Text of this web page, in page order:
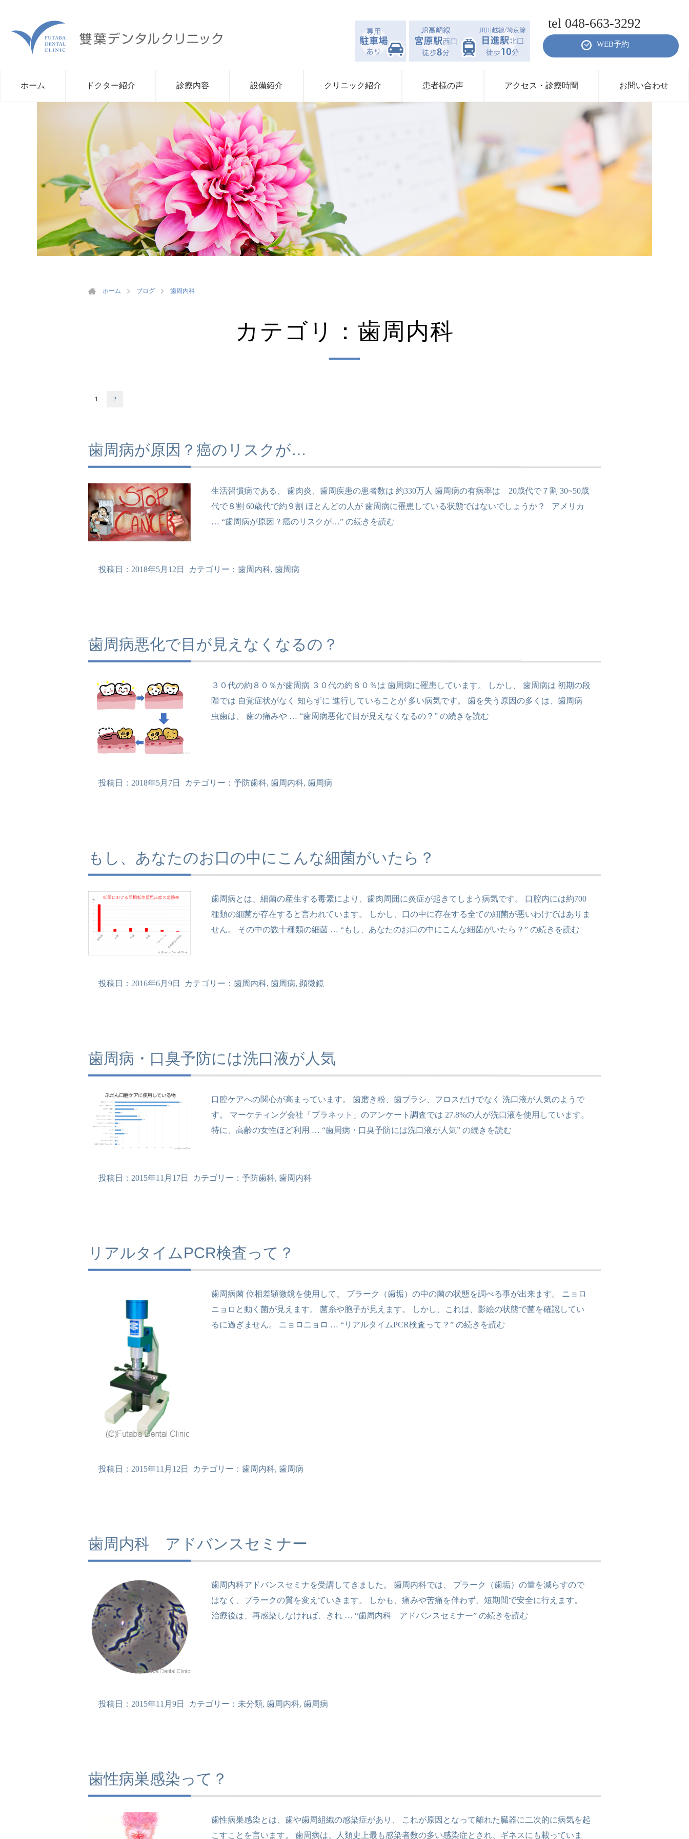
tel 048-663-3292
WEB予約
ホーム ドクター紹介 診療内容 設備紹介 クリニック紹介 患者様の声 アクセス・診療時間 お問い合わせ
ホーム ブログ 歯周内科
カテゴリ：歯周内科
1 2
歯周病が原因？癌のリスクが…
生活習慣病である、 歯肉炎、歯周疾患の患者数は 約330万人 歯周病の有病率は 20歳代で７割 30~50歳
代で８割 60歳代で約９割 ほとんどの人が 歯周病に罹患している状態ではないでしょうか？ アメリカ
… “歯周病が原因？癌のリスクが…” の続きを読む
投稿日： 2018年5月12日 カテゴリー： 歯周内科, 歯周病
歯周病悪化で目が見えなくなるの？
３０代の約８０％が歯周病 ３０代の約８０％は 歯周病に罹患しています。 しかし、 歯周病は 初期の段
階では 自覚症状がなく 知らずに 進行していることが 多い病気です。 歯を失う原因の多くは、歯周病
虫歯は、 歯の痛みや … “歯周病悪化で目が見えなくなるの？” の続きを読む
投稿日： 2018年5月7日 カテゴリー： 予防歯科, 歯周内科, 歯周病
もし、あなたのお口の中にこんな細菌がいたら？
歯周病とは、細菌の産生する毒素により、歯肉周囲に炎症が起きてしまう病気です。 口腔内には約700
種類の細菌が存在すると言われています。 しかし、口の中に存在する全ての細菌が悪いわけではありま
せん。 その中の数十種類の細菌 … “もし、あなたのお口の中にこんな細菌がいたら？” の続きを読む
投稿日： 2016年6月9日 カテゴリー： 歯周内科, 歯周病, 顕微鏡
歯周病・口臭予防には洗口液が人気
口腔ケアへの関心が高まっています。 歯磨き粉、歯ブラシ、フロスだけでなく 洗口液が人気のようで
す。 マーケティング会社「プラネット」のアンケート調査では 27.8%の人が洗口液を使用しています。
特に、高齢の女性ほど利用 … “歯周病・口臭予防には洗口液が人気” の続きを読む
投稿日： 2015年11月17日 カテゴリー： 予防歯科, 歯周内科
リアルタイムPCR検査って？
歯周病菌 位相差顕微鏡を使用して、 プラーク（歯垢）の中の菌の状態を調べる事が出来ます。 ニョロ
ニョロと動く菌が見えます。 菌糸や胞子が見えます。 しかし、これは、影絵の状態で菌を確認してい
るに過ぎません。 ニョロニョロ … “リアルタイムPCR検査って？” の続きを読む
投稿日： 2015年11月12日 カテゴリー： 歯周内科, 歯周病
歯周内科 アドバンスセミナー
歯周内科アドバンスセミナを受講してきました。 歯周内科では、 プラーク（歯垢）の量を減らすので
はなく、プラークの質を変えていきます。 しかも、痛みや苦痛を伴わず、短期間で安全に行えます。
治療後は、再感染しなければ、きれ … “歯周内科 アドバンスセミナー” の続きを読む
投稿日： 2015年11月9日 カテゴリー： 未分類, 歯周内科, 歯周病
歯性病巣感染って？
歯性病巣感染とは、歯や歯周組織の感染症があり、 これが原因となって離れた臓器に二次的に病気を起
こすことを言います。 歯周病は、人類史上最も感染者数の多い感染症とされ、ギネスにも載っていま